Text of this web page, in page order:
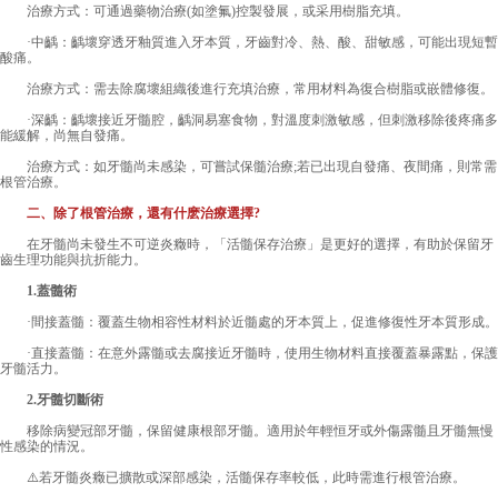
治療方式：可通過藥物治療(如塗氟)控製發展，或采用樹脂充填。
·中齲：齲壞穿透牙釉質進入牙本質，牙齒對冷、熱、酸、甜敏感，可能出現短暫
酸痛。
治療方式：需去除腐壞組織後進行充填治療，常用材料為復合樹脂或嵌體修復。
·深齲：齲壞接近牙髓腔，齲洞易塞食物，對溫度刺激敏感，但刺激移除後疼痛多
能緩解，尚無自發痛。
治療方式：如牙髓尚未感染，可嘗試保髓治療;若已出現自發痛、夜間痛，則常需
根管治療。
二、除了根管治療，還有什麽治療選擇?
在牙髓尚未發生不可逆炎癥時，「活髓保存治療」是更好的選擇，有助於保留牙
齒生理功能與抗折能力。
1.蓋髓術
·間接蓋髓：覆蓋生物相容性材料於近髓處的牙本質上，促進修復性牙本質形成。
·直接蓋髓：在意外露髓或去腐接近牙髓時，使用生物材料直接覆蓋暴露點，保護
牙髓活力。
2.牙髓切斷術
移除病變冠部牙髓，保留健康根部牙髓。適用於年輕恒牙或外傷露髓且牙髓無慢
性感染的情況。
⚠️若牙髓炎癥已擴散或深部感染，活髓保存率較低，此時需進行根管治療。